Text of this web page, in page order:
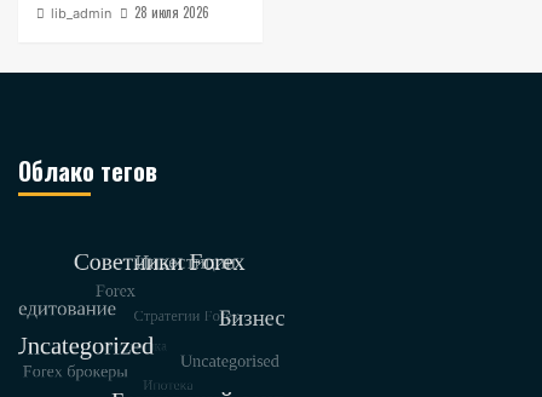
lib_admin 28 июля 2026
Облако тегов